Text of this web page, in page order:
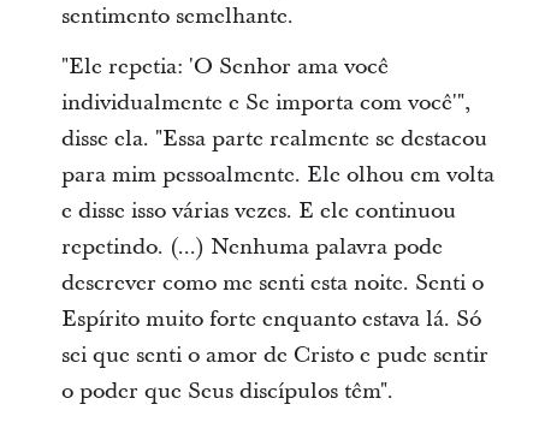
sentimento semelhante.
"Ele repetia: 'O Senhor ama você
individualmente e Se importa com você'",
disse ela. "Essa parte realmente se destacou
para mim pessoalmente. Ele olhou em volta
e disse isso várias vezes. E ele continuou
repetindo. (...) Nenhuma palavra pode
descrever como me senti esta noite. Senti o
Espírito muito forte enquanto estava lá. Só
sei que senti o amor de Cristo e pude sentir
o poder que Seus discípulos têm".